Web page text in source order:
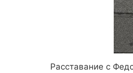
Расставание с